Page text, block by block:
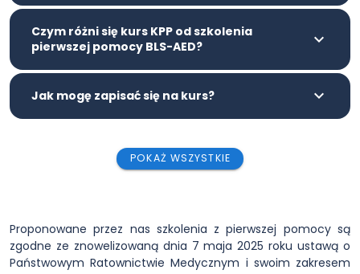
Czym różni się kurs KPP od szkolenia
pierwszej pomocy BLS-AED?
Jak mogę zapisać się na kurs?
POKAŻ WSZYSTKIE
Proponowane przez nas szkolenia z pierwszej pomocy są
zgodne ze znowelizowaną dnia 7 maja 2025 roku ustawą o
Państwowym Ratownictwie Medycznym i swoim zakresem